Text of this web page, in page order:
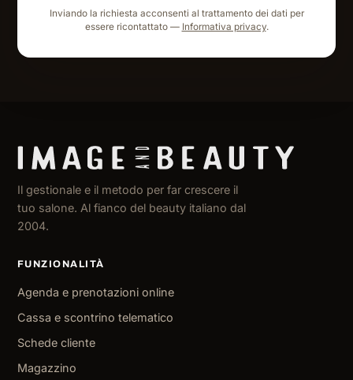
Inviando la richiesta acconsenti al trattamento dei dati per
essere ricontattato — Informativa privacy.
Il gestionale e il metodo per far crescere il
tuo salone. Al fianco del beauty italiano dal
2004.
FUNZIONALITÀ
Agenda e prenotazioni online
Cassa e scontrino telematico
Schede cliente
Magazzino